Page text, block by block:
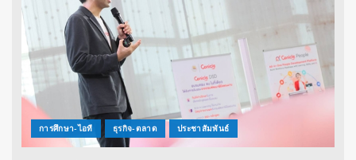
การศึกษา-ไอที ธุรกิจ-ตลาด ประชาสัมพันธ์